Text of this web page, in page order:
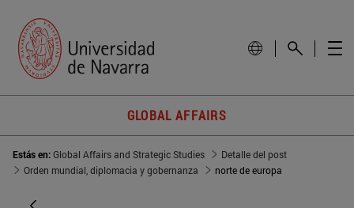
GLOBAL AFFAIRS
Estás en:Global Affairs and Strategic Studies
Detalle del post
Orden mundial, diplomacia y gobernanza
norte de europa